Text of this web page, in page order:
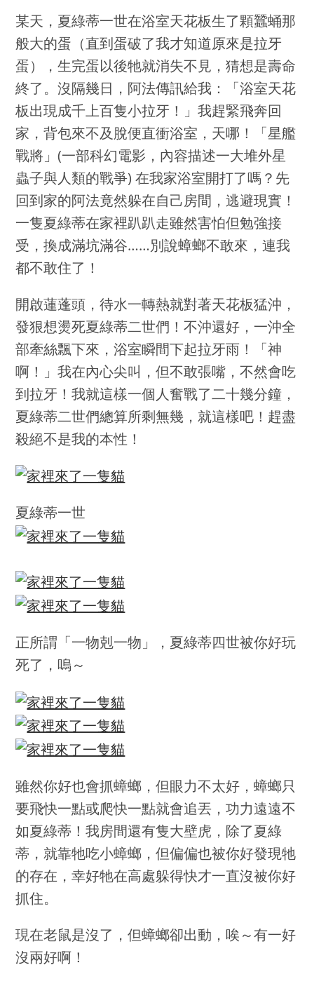
某天，夏綠蒂一世在浴室天花板生了顆蠶蛹那
般大的蛋（直到蛋破了我才知道原來是拉牙
蛋），生完蛋以後牠就消失不見，猜想是壽命
終了。沒隔幾日，阿法傳訊給我：「浴室天花
板出現成千上百隻小拉牙！」我趕緊飛奔回
家，背包來不及脫便直衝浴室，天哪！「星艦
戰將」(一部科幻電影，內容描述一大堆外星
蟲子與人類的戰爭) 在我家浴室開打了嗎？先
回到家的阿法竟然躲在自己房間，逃避現實！
一隻夏綠蒂在家裡趴趴走雖然害怕但勉強接
受，換成滿坑滿谷……別說蟑螂不敢來，連我
都不敢住了！
開啟蓮蓬頭，待水一轉熱就對著天花板猛沖，
發狠想燙死夏綠蒂二世們！不沖還好，一沖全
部牽絲飄下來，浴室瞬間下起拉牙雨！「神
啊！」我在內心尖叫，但不敢張嘴，不然會吃
到拉牙！我就這樣一個人奮戰了二十幾分鐘，
夏綠蒂二世們總算所剩無幾，就這樣吧！趕盡
殺絕不是我的本性！
夏綠蒂一世
正所謂「一物剋一物」，夏綠蒂四世被你好玩
死了，嗚～
雖然你好也會抓蟑螂，但眼力不太好，蟑螂只
要飛快一點或爬快一點就會追丟，功力遠遠不
如夏綠蒂！我房間還有隻大壁虎，除了夏綠
蒂，就靠牠吃小蟑螂，但偏偏也被你好發現牠
的存在，幸好牠在高處躲得快才一直沒被你好
抓住。
現在老鼠是沒了，但蟑螂卻出動，唉～有一好
沒兩好啊！